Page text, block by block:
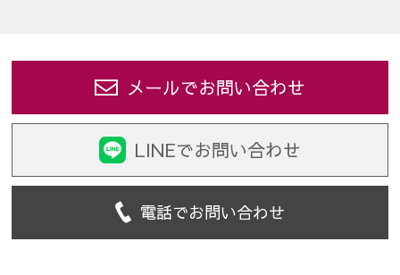
メールでお問い合わせ
LINEでお問い合わせ
電話でお問い合わせ